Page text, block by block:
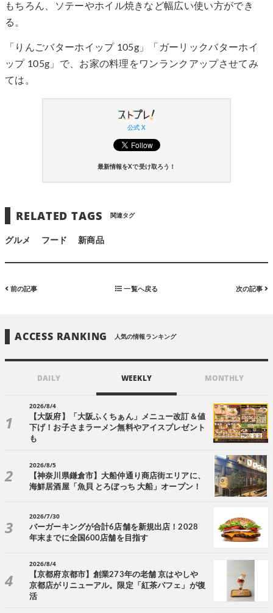
もちろん、ソテーやホイル焼きなど幅広い使い方ができ
る。
「りんごバターホイップ 105g」「ガーリックバターホイ
ップ 105g」で、お家の料理をワンランクアップさせてみ
ては。
公式 X
最新情報をXで受け取ろう！
RELATED TAGS 関連タグ
グルメ フード 新商品
前の記事 一覧へ戻る 次の記事
ACCESS RANKING 人気の情報ランキング
DAILY WEEKLY MONTHLY
2026/8/4
【大阪府】「大阪ふくちぁん」メニュー改訂＆値
下げ！お子さまラーメン無料やアイスプレゼント
も
2026/8/5
【神奈川県鎌倉市】大船仲通り商店街エリアに、
海鮮居酒屋「魚貝 とろぼっち 大船」オープン！
2026/7/30
バーガーキングが合計6店舗を新規出店！2028
年末までに全国600店舗を目指す
2026/8/4
【京都府京都市】創業273年の老舗 京はやしや
京都店がリニューアル。限定「紅茶パフェ」が復
活